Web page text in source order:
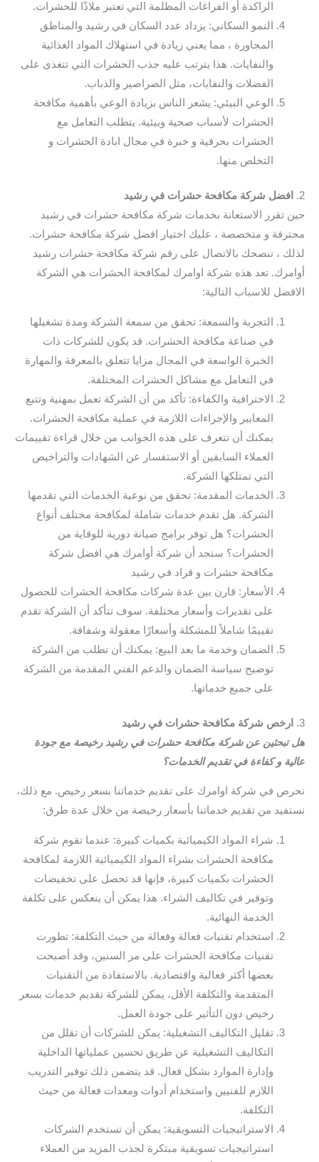
الراكدة أو الفراغات المظلمة التي تعتبر ملاذًا للحشرات.
النمو السكاني: يزداد عدد السكان في رشيد والمناطق
المجاورة ، مما يعني زيادة في استهلاك المواد الغذائية
والنفايات. هذا يترتب عليه جذب الحشرات التي تتغذى على
الفضلات والنفايات، مثل الصراصير والذباب.
الوعي البيئي: يشعر الناس بزيادة الوعي بأهمية مكافحة
الحشرات لأسباب صحية وبيئية. يتطلب التعامل مع
الحشرات بحرفية و خبرة في مجال ابادة الحشرات و
التخلص منها.
2.
افضل شركة مكافحة حشرات في رشيد
حين تقرر الاستعانة بخدمات شركة مكافحة حشرات في رشيد
محترفة و متخصصة ، عليك اختيار افضل شركة مكافحة حشرات.
لذلك ، ننصحك بالاتصال على رقم شركة مكافحة حشرات رشيد
أوامرك. تعد هذه شركة اوامرك لمكافحة الحشرات هي الشركة
الافضل للاسباب التالية:
التجربة والسمعة: تحقق من سمعة الشركة ومدة تشغيلها
في صناعة مكافحة الحشرات. قد يكون للشركات ذات
الخبرة الواسعة في المجال مزايا تتعلق بالمعرفة والمهارة
في التعامل مع مشاكل الحشرات المختلفة.
الاحترافية والكفاءة: تأكد من أن الشركة تعمل بمهنية وتتبع
المعايير والإجراءات اللازمة في عملية مكافحة الحشرات.
يمكنك أن تتعرف على هذه الجوانب من خلال قراءة تقييمات
العملاء السابقين أو الاستفسار عن الشهادات والتراخيص
التي تمتلكها الشركة.
الخدمات المقدمة: تحقق من نوعية الخدمات التي تقدمها
الشركة. هل تقدم خدمات شاملة لمكافحة مختلف أنواع
الحشرات؟ هل توفر برامج صيانة دورية للوقاية من
الحشرات؟ ستجد أن شركة أوامرك هي افضل شركة
مكافحة حشرات و قراد في رشيد
الأسعار: قارن بين عدة شركات مكافحة الحشرات للحصول
على تقديرات وأسعار مختلفة. سوف تتأكد أن الشركة تقدم
تقييمًا شاملاً للمشكلة وأسعارًا معقولة وشفافة.
الضمان وخدمة ما بعد البيع: يمكنك أن تطلب من الشركة
توضيح سياسة الضمان والدعم الفني المقدمة من الشركة
على جميع خدماتها.
3.
ارخص شركة مكافحة حشرات في رشيد
هل تبحثين عن شركة مكافحة حشرات في رشيد رخيصة مع جودة
عالية و كفاءة في تقديم الخدمات؟
نحرص في شركة اوامرك على تقديم خدماتنا بسعر رخيص. مع ذلك،
نستفيد من تقديم خدماتنا بأسعار رخيصة من خلال عدة طرق:
شراء المواد الكيميائية بكميات كبيرة: عندما تقوم شركة
مكافحة الحشرات بشراء المواد الكيميائية اللازمة لمكافحة
الحشرات بكميات كبيرة، فإنها قد تحصل على تخفيضات
وتوفير في تكاليف الشراء. هذا يمكن أن ينعكس على تكلفة
الخدمة النهائية.
استخدام تقنيات فعالة وفعالة من حيث التكلفة: تطورت
تقنيات مكافحة الحشرات على مر السنين، وقد أصبحت
بعضها أكثر فعالية واقتصادية. بالاستفادة من التقنيات
المتقدمة والتكلفة الأقل، يمكن للشركة تقديم خدمات بسعر
رخيص دون التأثير على جودة العمل.
تقليل التكاليف التشغيلية: يمكن للشركات أن تقلل من
التكاليف التشغيلية عن طريق تحسين عملياتها الداخلية
وإدارة الموارد بشكل فعال. قد يتضمن ذلك توفير التدريب
اللازم للفنيين واستخدام أدوات ومعدات فعالة من حيث
التكلفة.
الاستراتيجيات التسويقية: يمكن أن تستخدم الشركات
استراتيجيات تسويقية مبتكرة لجذب المزيد من العملاء